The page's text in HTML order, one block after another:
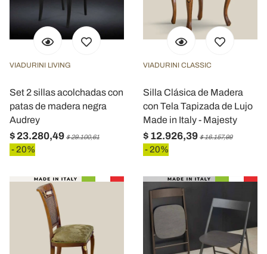
VIADURINI LIVING
Set 2 sillas acolchadas con
patas de madera negra
Audrey
$ 23.280,49 $ 29.100,61
- 20%
VIADURINI CLASSIC
Silla Clásica de Madera
con Tela Tapizada de Lujo
Made in Italy - Majesty
$ 12.926,39 $ 16.157,99
- 20%